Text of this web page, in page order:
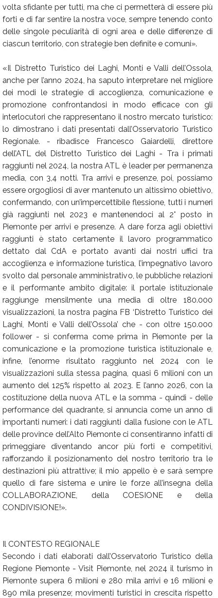
volta sfidante per tutti, ma che ci permetterà di essere più
forti e di far sentire la nostra voce, sempre tenendo conto
delle singole peculiarità di ogni area e delle differenze di
ciascun territorio, con strategie ben definite e comuni».
«Il Distretto Turistico dei Laghi, Monti e Valli dell’Ossola,
anche per l’anno 2024, ha saputo interpretare nel migliore
dei modi le strategie di accoglienza, comunicazione e
promozione confrontandosi in modo efficace con gli
interlocutori che rappresentano il nostro mercato turistico:
lo dimostrano i dati presentati dall’Osservatorio Turistico
Regionale. - ribadisce Francesco Gaiardelli, direttore
dell’ATL del Distretto Turistico dei Laghi - Tra i primati
raggiunti nel 2024, la nostra ATL è leader per permanenza
media, con 3,4 notti. Tra arrivi e presenze, poi, possiamo
essere orgogliosi di aver mantenuto un altissimo obiettivo,
confermando, con un’impercettibile flessione, tutti i numeri
già raggiunti nel 2023 e mantenendoci al 2° posto in
Piemonte per arrivi e presenze. A dare forza agli obiettivi
raggiunti è stato certamente il lavoro programmatico
dettato dal CdA e portato avanti dai nostri uffici tra
accoglienza e informazione turistica, l’impegnativo lavoro
svolto dal personale amministrativo, le pubbliche relazioni
e il performante ambito digitale: il portale istituzionale
raggiunge mensilmente una media di oltre 180.000
visualizzazioni, la nostra pagina FB ‘Distretto Turistico dei
Laghi, Monti e Valli dell’Ossola’ che - con oltre 150.000
follower - si conferma come prima in Piemonte per la
comunicazione e la promozione turistica istituzionale e,
infine, l’enorme risultato raggiunto nel 2024 con le
visualizzazioni sulla stessa pagina, quasi 6 milioni con un
aumento del 125% rispetto al 2023. E l’anno 2026, con la
costituzione della nuova ATL e la somma - quindi - delle
performance del quadrante, si annuncia come un anno di
importanti numeri: i dati raggiunti dalla fusione con le ATL
delle province dell’Alto Piemonte ci consentiranno infatti di
primeggiare diventando ancor più forti e competitivi,
rafforzando il posizionamento del nostro territorio tra le
destinazioni più attrattive; il mio appello è e sarà sempre
quello di fare sistema e unire le forze all’insegna della
COLLABORAZIONE, della COESIONE e della
CONDIVISIONE!».
Il CONTESTO REGIONALE
Secondo i dati elaborati dall’Osservatorio Turistico della
Regione Piemonte - Visit Piemonte, nel 2024 il turismo in
Piemonte supera 6 milioni e 280 mila arrivi e 16 milioni e
890 mila presenze; movimenti turistici in crescita rispetto